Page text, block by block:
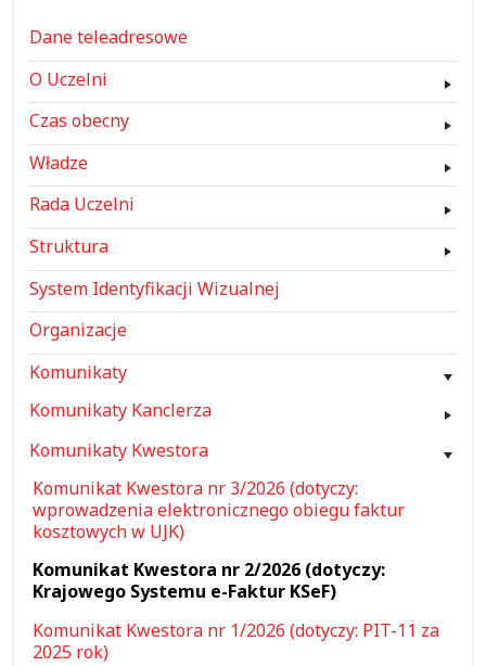
Dane teleadresowe
O Uczelni
Czas obecny
Władze
Rada Uczelni
Struktura
System Identyfikacji Wizualnej
Organizacje
Komunikaty
Komunikaty Kanclerza
Komunikaty Kwestora
Komunikat Kwestora nr 3/2026 (dotyczy:
wprowadzenia elektronicznego obiegu faktur
kosztowych w UJK)
Komunikat Kwestora nr 2/2026 (dotyczy:
Krajowego Systemu e-Faktur KSeF)
Komunikat Kwestora nr 1/2026 (dotyczy: PIT-11 za
2025 rok)